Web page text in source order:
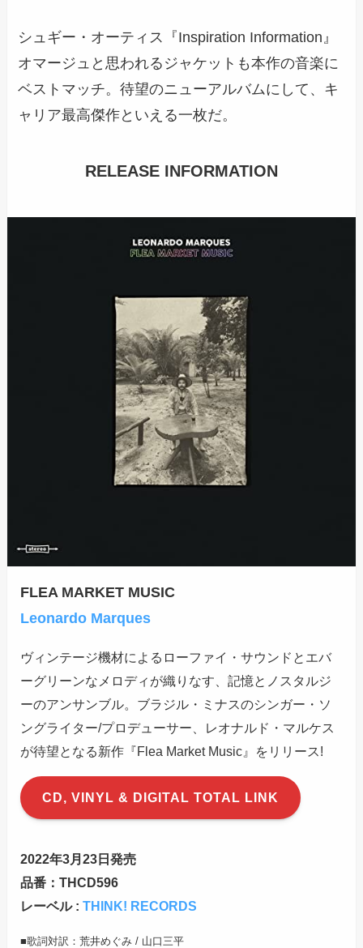
シュギー・オーティス『Inspiration Information』
オマージュと思われるジャケットも本作の音楽に
ベストマッチ。待望のニューアルバムにして、キ
ャリア最高傑作といえる一枚だ。
RELEASE INFORMATION
FLEA MARKET MUSIC
Leonardo Marques
ヴィンテージ機材によるローファイ・サウンドとエバ
ーグリーンなメロディが織りなす、記憶とノスタルジ
ーのアンサンブル。ブラジル・ミナスのシンガー・ソ
ングライター/プロデューサー、レオナルド・マルケス
が待望となる新作『Flea Market Music』をリリース!
CD, VINYL & DIGITAL TOTAL LINK
2022年3月23日発売
品番：THCD596
レーベル :THINK! RECORDS
■歌詞対訳：荒井めぐみ / 山口三平